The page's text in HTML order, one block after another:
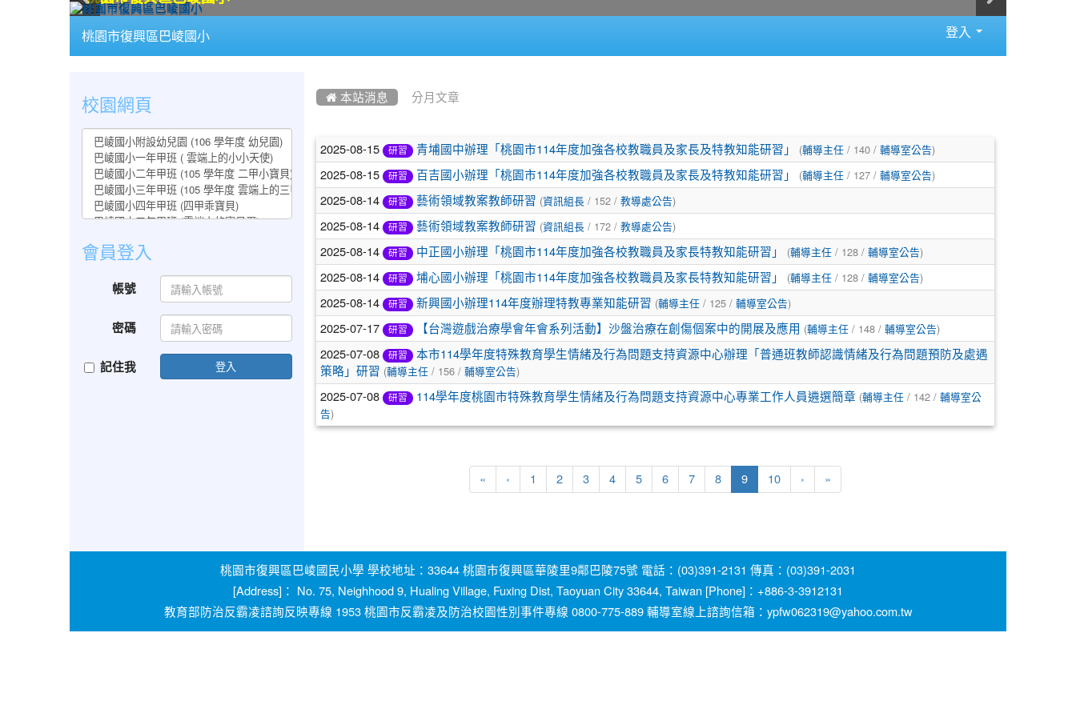
桃園市復興區巴崚國小 登入
 本站消息 分月文章
文
章
列
表
2025-08-15 研習 青埔國中辦理「桃園市114年度加強各校教職員及家長及特教知能研習」 (輔導主任/ 140 / 輔導室公告)
2025-08-15 研習 百吉國小辦理「桃園市114年度加強各校教職員及家長及特教知能研習」 (輔導主任/ 127 / 輔導室公告)
2025-08-14 研習 藝術領域教案教師研習 (資訊組長/ 152 / 教導處公告)
2025-08-14 研習 藝術領域教案教師研習 (資訊組長/ 172 / 教導處公告)
2025-08-14 研習 中正國小辦理「桃園市114年度加強各校教職員及家長特教知能研習」 (輔導主任/ 128 / 輔導室公告)
2025-08-14 研習 埔心國小辦理「桃園市114年度加強各校教職員及家長特教知能研習」 (輔導主任/ 128 / 輔導室公告)
2025-08-14 研習 新興國小辦理114年度辦理特教專業知能研習 (輔導主任/ 125 / 輔導室公告)
2025-07-17 研習 【台灣遊戲治療學會年會系列活動】沙盤治療在創傷個案中的開展及應用 (輔導主任/ 148 / 輔導室公告)
2025-07-08 研習
本市114學年度特殊教育學生情緒及行為問題支持資源中心辦理「普通班教師認識情緒及行為問題預防及處遇
策略」研習 (輔導主任/ 156 / 輔導室公告)
2025-07-08 研習 114學年度桃園市特殊教育學生情緒及行為問題支持資源中心專業工作人員遴選簡章 (輔導主任/ 142 / 輔導室公
告)
« ‹ 1 2 3 4 5 6 7 8 9(current)
10 › »
校園網頁
會員登入
帳號
密碼
記住我 登入
桃園市復興區巴崚國民小學 學校地址：33644 桃園市復興區華陵里9鄰巴陵75號 電話：(03)391-2131 傳真：(03)391-2031
[Address]： No. 75, Neighhood 9, Hualing Village, Fuxing Dist, Taoyuan City 33644, Taiwan [Phone]：+886-3-3912131
教育部防治反霸凌諮詢反映專線 1953 桃園市反霸凌及防治校園性別事件專線 0800-775-889 輔導室線上諮詢信箱：ypfw062319@yahoo.com.tw